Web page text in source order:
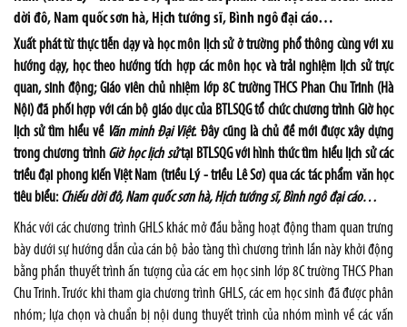
dời đô, Nam quốc sơn hà, Hịch tướng sĩ, Bình ngô đại cáo…
Xuất phát từ thực tiễn dạy và học môn lịch sử ở trường phổ thông cùng với xu
hướng dạy, học theo hướng tích hợp các môn học và trải nghiệm lịch sử trực
quan, sinh động; Giáo viên chủ nhiệm lớp 8C trường THCS Phan Chu Trinh (Hà
Nội) đã phối hợp với cán bộ giáo dục của BTLSQG tổ chức chương trình Giờ học
lịch sử tìm hiểu về Văn minh Đại Việt. Đây cũng là chủ đề mới được xây dựng
trong chương trình Giờ học lịch sửtại BTLSQG với hình thức tìm hiểu lịch sử các
triều đại phong kiến Việt Nam (triều Lý - triều Lê Sơ) qua các tác phẩm văn học
tiêu biểu:Chiếu dời đô, Nam quốc sơn hà, Hịch tướng sĩ, Bình ngô đại cáo…
Khác với các chương trình GHLS khác mở đầu bằng hoạt động tham quan trưng
bày dưới sự hướng dẫn của cán bộ bảo tàng thì chương trình lần này khởi động
bằng phần thuyết trình ấn tượng của các em học sinh lớp 8C trường THCS Phan
Chu Trinh. Trước khi tham gia chương trình GHLS, các em học sinh đã được phân
nhóm; lựa chọn và chuẩn bị nội dung thuyết trình của nhóm mình về các vấn